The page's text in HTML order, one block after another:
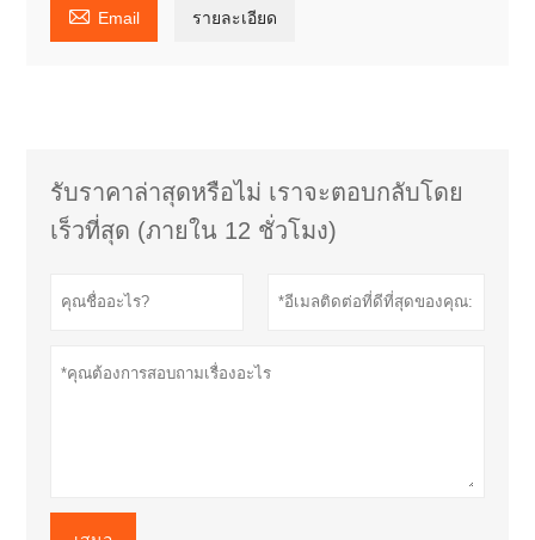
 Email รายละเอียด
รับราคาล่าสุดหรือไม่ เราจะตอบกลับโดย
เร็วที่สุด (ภายใน 12 ชั่วโมง)